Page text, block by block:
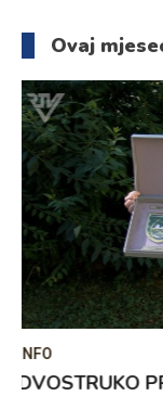
Ovaj
INFO
MUALLIMA